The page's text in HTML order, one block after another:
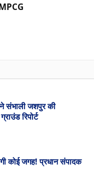
ने संभाली जशपुर की
रिपोर्ट
कोई जगह! प्रधान संपादक